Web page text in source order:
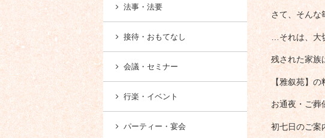
さて、そんな
…それは、大
残された家
【雅叙苑】の
お通夜・ご葬
初七日のご案
法事・法要
接待・おもてなし
会議・セミナー
行楽・イベント
パーティー・宴会